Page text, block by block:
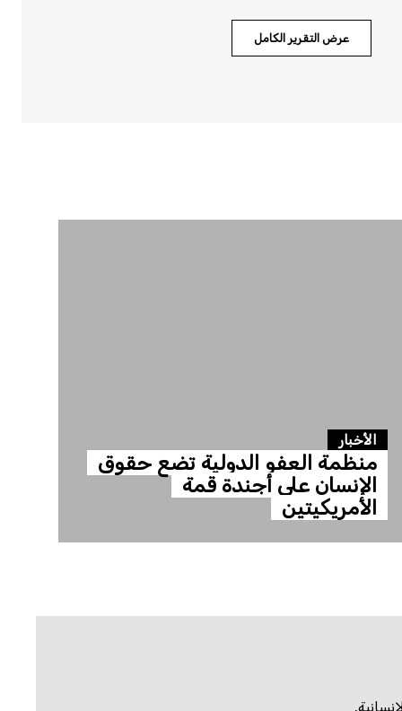
عرض التقرير الكامل
الأخبار
منظمة العفو الدولية تضع حقوق
الإنسان على أجندة قمة
الأمريكيتين